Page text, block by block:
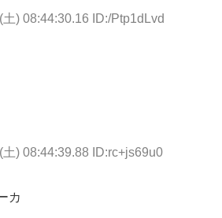
) 08:44:30.16 ID:/Ptp1dLvd
) 08:44:39.88 ID:rc+js69u0
カ